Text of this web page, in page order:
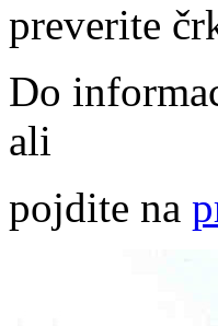
preverite
Do
ali
pojdite na